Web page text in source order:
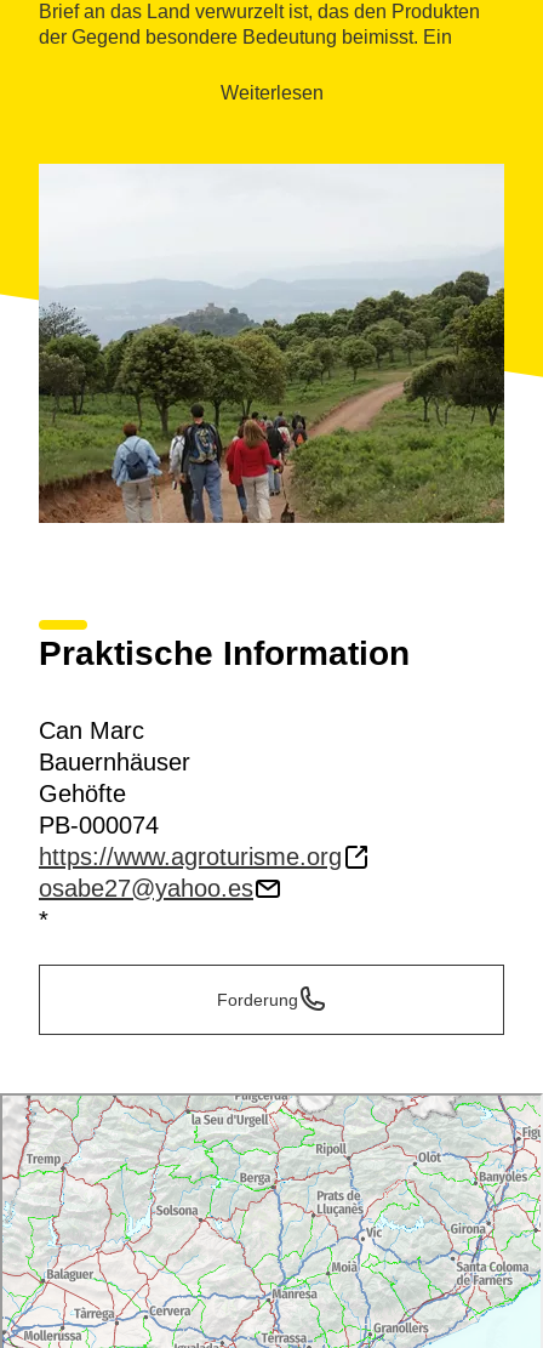
Brief an das Land verwurzelt ist, das den Produkten
der Gegend besondere Bedeutung beimisst. Ein
Marc, wo Sie reiten oder auf jedem Level des Reiters
Weiterlesen
Praktische Information
Can Marc
Bauernhäuser
Gehöfte
PB-000074
https://www.agroturisme.org
osabe27@yahoo.es
*
Forderung